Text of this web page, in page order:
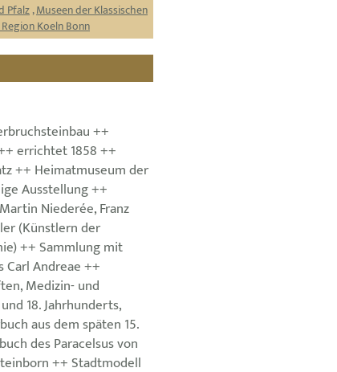
Pfalz,Museen der Klassischen
Koeln Bonn
++
errichtet 1858 ++
++ Heimatmuseum der
Ausstellung ++
Niederée, Franz
(Künstlern der
++ Sammlung mit
Carl Andreae ++
Medizin- und
18. Jahrhunderts,
aus dem späten 15.
des Paracelsus von
++ Stadtmodell